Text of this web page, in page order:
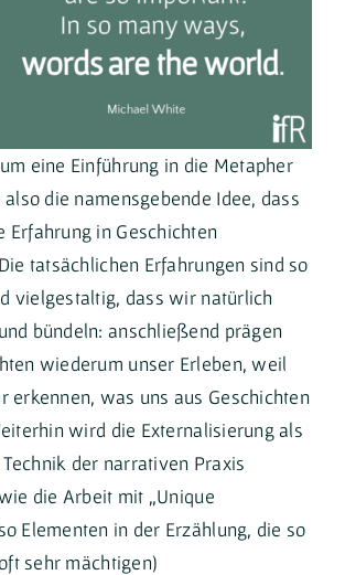
eine Einführung in die Metapher
die namensgebende Idee, dass
Erfahrung in Geschichten
tatsächlichen Erfahrungen sind so
vielgestaltig, dass wir natürlich
bündeln: anschließend prägen
wiederum unser Erleben, weil
erkennen, was uns aus Geschichten
wird die Externalisierung als
der narrativen Praxis
die Arbeit mit „Unique
Elementen in der Erzählung, die so
sehr mächtigen)